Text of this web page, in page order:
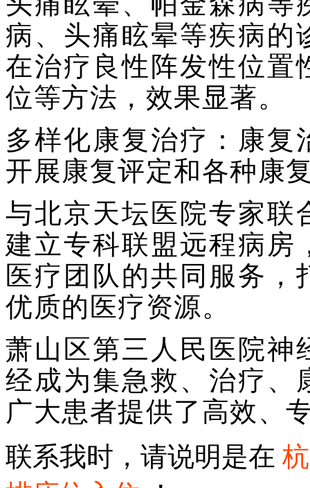
病、头痛眩晕等疾病的
在治疗良性阵发性位置
位等方法，效果显著。
多样化康复治疗：康复
开展康复评定和各种康
与北京天坛医院专家联
建立专科联盟远程病房
医疗团队的共同服务，
优质的医疗资源。
萧山区第三人民医院神
经成为集急救、治疗、
广大患者提供了高效、
联系我时，请说明是在